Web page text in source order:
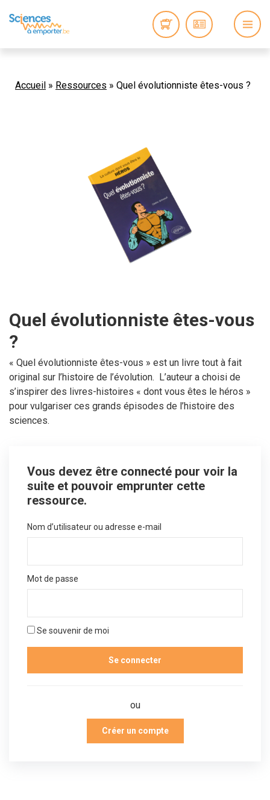
Accueil » Ressources » Quel évolutionniste êtes-vous ?
Quel évolutionniste êtes-vous
?
« Quel évolutionniste êtes-vous » est un livre tout à fait
original sur l’histoire de l’évolution. L’auteur a choisi de
s’inspirer des livres-histoires « dont vous êtes le héros »
pour vulgariser ces grands épisodes de l’histoire des
sciences.
Vous devez être connecté pour voir la
suite et pouvoir emprunter cette
ressource.
Nom d’utilisateur ou adresse e-mail
Mot de passe
Se souvenir de moi
ou
Créer un compte